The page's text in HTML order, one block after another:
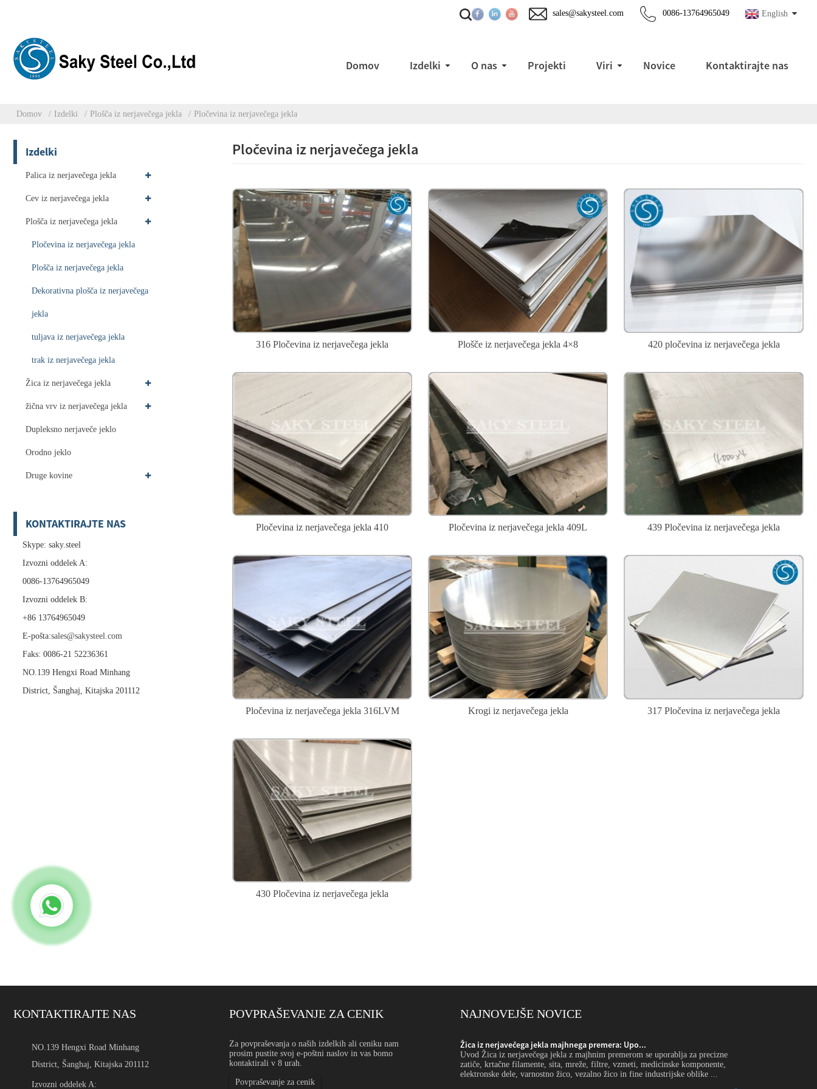
English
0086-13764965049
sales@sakysteel.com
Domov Izdelki O nas Projekti Viri Novice Kontaktirajte nas
Domov Izdelki Plošča iz nerjavečega jekla Pločevina iz nerjavečega jekla
Izdelki
Palica iz nerjavečega jekla
Cev iz nerjavečega jekla
Plošča iz nerjavečega jekla
Pločevina iz nerjavečega jekla
Plošča iz nerjavečega jekla
Dekorativna plošča iz nerjavečega
jekla
tuljava iz nerjavečega jekla
trak iz nerjavečega jekla
Žica iz nerjavečega jekla
žična vrv iz nerjavečega jekla
Dupleksno nerjaveče jeklo
Orodno jeklo
Druge kovine
KONTAKTIRAJTE NAS
Skype: saky.steel
Izvozni oddelek A:
0086-13764965049
Izvozni oddelek B:
+86 13764965049
E-pošta:sales@sakysteel.com
Faks: 0086-21 52236361
NO.139 Hengxi Road Minhang
District, Šanghaj, Kitajska 201112
Pločevina iz nerjavečega jekla
316 Pločevina iz nerjavečega jekla Plošče iz nerjavečega jekla 4×8 420 pločevina iz nerjavečega jekla
Pločevina iz nerjavečega jekla 410 Pločevina iz nerjavečega jekla 409L 439 Pločevina iz nerjavečega jekla
Pločevina iz nerjavečega jekla 316LVM Krogi iz nerjavečega jekla 317 Pločevina iz nerjavečega jekla
430 Pločevina iz nerjavečega jekla
KONTAKTIRAJTE NAS
NO.139 Hengxi Road Minhang
District, Šanghaj, Kitajska 201112
Izvozni oddelek A:
POVPRAŠEVANJE ZA CENIK
Za povpraševanja o naših izdelkih ali ceniku nam
prosim pustite svoj e-poštni naslov in vas bomo
kontaktirali v 8 urah.
Povpraševanje za cenik
NAJNOVEJŠE NOVICE
Žica iz nerjavečega jekla majhnega premera: Upo...
Uvod Žica iz nerjavečega jekla z majhnim premerom se uporablja za precizne
zatiče, krtačne filamente, sita, mreže, filtre, vzmeti, medicinske komponente,
Žica iz nerjavečega jekla majhnega premera: Upo...
Uvod Žica iz nerjavečega jekla z majhnim premerom se uporablja za precizne
zatiče, krtačne filamente, sita, mreže, filtre, vzmeti, medicinske komponente,
elektronske dele, varnostno žico, vezalno žico in fine industrijske oblike ...